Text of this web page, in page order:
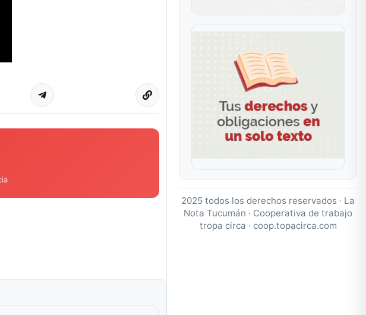
2025 todos los derechos reservados · La
Nota Tucumán · Cooperativa de trabajo
tropa circa · coop.topacirca.com